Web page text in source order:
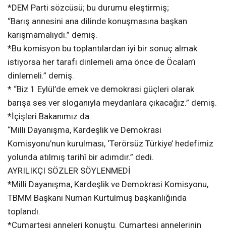
*DEM Parti sözcüsü; bu durumu eleştirmiş;
“Barış annesini ana dilinde konuşmasına başkan
karışmamalıydı.” demiş.
*Bu komisyon bu toplantılardan iyi bir sonuç almak
istiyorsa her tarafı dinlemeli ama önce de Öcalan’ı
dinlemeli.” demiş.
* “Biz 1 Eylül’de emek ve demokrasi güçleri olarak
barışa ses ver sloganıyla meydanlara çıkacağız.” demiş.
*İçişleri Bakanımız da:
“Milli Dayanışma, Kardeşlik ve Demokrasi
Komisyonu’nun kurulması, ‘Terörsüz Türkiye’ hedefimiz
yolunda atılmış tarihî bir adımdır.” dedi.
AYRILIKÇI SÖZLER SÖYLENMEDİ
*Milli Dayanışma, Kardeşlik ve Demokrasi Komisyonu,
TBMM Başkanı Numan Kurtulmuş başkanlığında
toplandı.
*Cumartesi anneleri konuştu. Cumartesi annelerinin